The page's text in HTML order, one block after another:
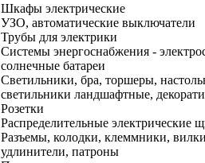
Шкафы электрические
УЗО, автоматические выключатели
Трубы для электрики
Системы энергоснабжения -
солнечные батареи
Светильники, бра, торшеры,
светильники ландшафтные,
Розетки
Распределительные электрические
Разъемы, колодки, клеммники,
удлинители, патроны